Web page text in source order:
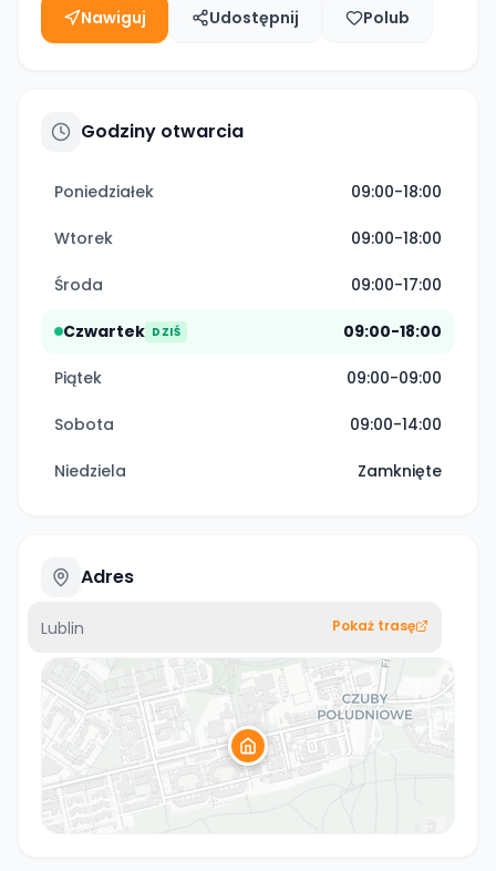
Nawiguj Udostępnij Polub
Godziny otwarcia
Poniedziałek 09:00-18:00
Wtorek 09:00-18:00
Środa 09:00-17:00
Czwartek DZIŚ 09:00-18:00
Piątek 09:00-09:00
Sobota 09:00-14:00
Niedziela Zamknięte
Adres
Lublin Pokaż trasę